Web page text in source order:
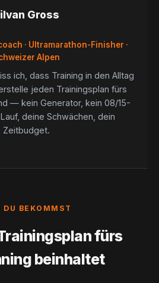
Gross
· Ultramarathon-Finisher ·
Alpen
ich, dass Training in den Alltag
jeden Trainingsplan fürs
— kein Generator, kein 08/15-
deine Schwächen, dein
Zeitbudget.
DU BEKOMMST
fürs
beinhaltet